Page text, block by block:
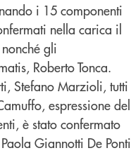
i 15 componenti
nella carica il
gli
Roberto Tonca.
Stefano Marzioli, tutti
espressione del
è stato confermato
Giannotti De Ponti